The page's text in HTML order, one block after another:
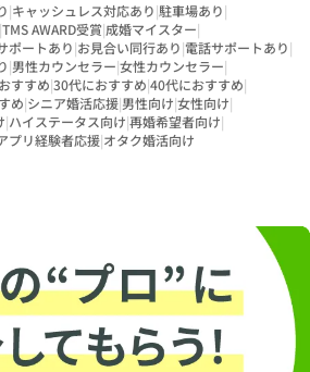
|キャッシュレス対応あり|駐車場あり|
|TMS AWARD受賞|成婚マイスター|
ポートあり|お見合い同行あり|電話サポートあり|
|男性カウンセラー|女性カウンセラー|
すすめ|30代におすすめ|40代におすすめ|
め|シニア婚活応援|男性向け|女性向け|
|ハイステータス向け|再婚希望者向け|
プリ経験者応援|オタク婚活向け